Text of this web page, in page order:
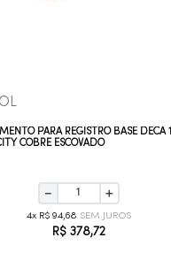
PARA REGISTRO BASE DECA
COBRE ESCOVADO
＋
－
4 R$ 94,68
R$ 378,72